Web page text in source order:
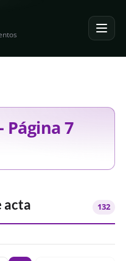
Página 7
acta 132